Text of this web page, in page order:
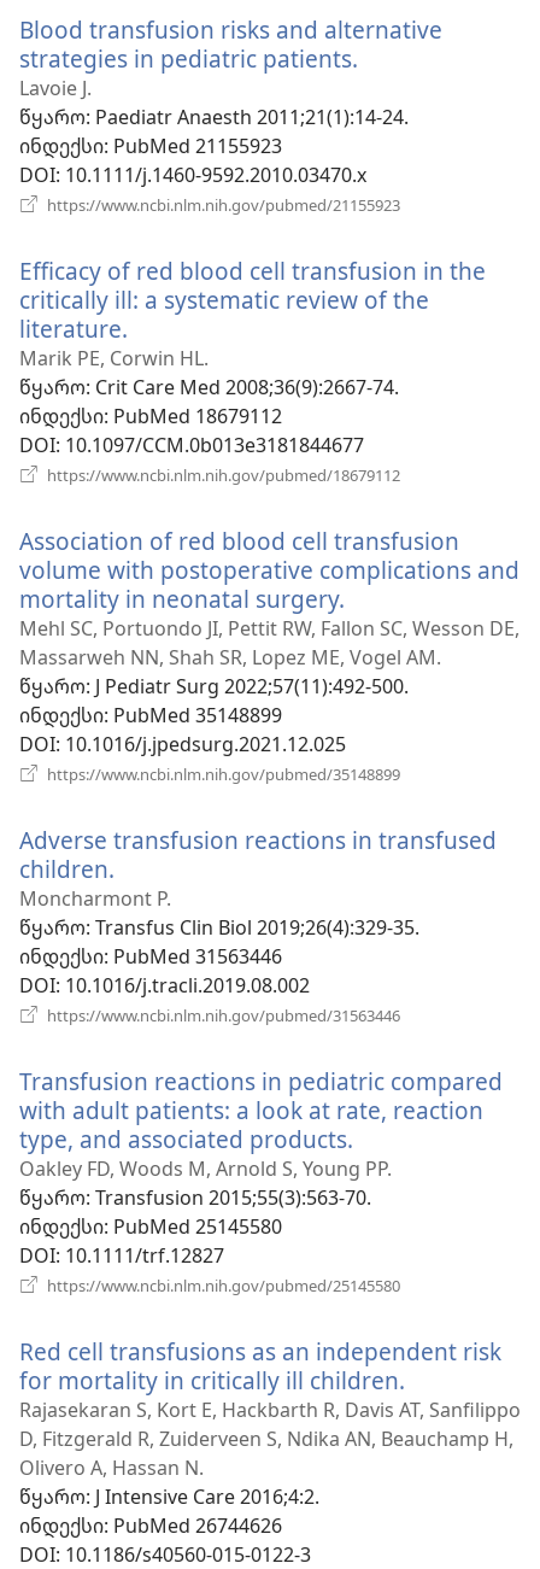
Blood transfusion risks and alternative
strategies in pediatric patients.
ფანჯარა)
Lavoie J.
წყარო‎: Paediatr Anaesth 2011;21(1):14-24.
ინდექსი‎: PubMed 21155923
DOI‎: 10.1111/j.1460-9592.2010.03470.x
https://www.ncbi.nlm.nih.gov/pubmed/21155923
Efficacy of red blood cell transfusion in the
critically ill: a systematic review of the
literature.
ახალი
ფანჯარა)
Marik PE, Corwin HL.
წყარო‎: Crit Care Med 2008;36(9):2667-74.
ინდექსი‎: PubMed 18679112
DOI‎: 10.1097/CCM.0b013e3181844677
https://www.ncbi.nlm.nih.gov/pubmed/18679112
Association of red blood cell transfusion
volume with postoperative complications and
mortality in neonatal surgery.
ახალი
ფანჯარა)
Mehl SC, Portuondo JI, Pettit RW, Fallon SC, Wesson DE,
Massarweh NN, Shah SR, Lopez ME, Vogel AM.
წყარო‎: J Pediatr Surg 2022;57(11):492-500.
ინდექსი‎: PubMed 35148899
DOI‎: 10.1016/j.jpedsurg.2021.12.025
https://www.ncbi.nlm.nih.gov/pubmed/35148899
Adverse transfusion reactions in transfused
children.
ახალი
ფანჯარა)
Moncharmont P.
წყარო‎: Transfus Clin Biol 2019;26(4):329-35.
ინდექსი‎: PubMed 31563446
DOI‎: 10.1016/j.tracli.2019.08.002
https://www.ncbi.nlm.nih.gov/pubmed/31563446
Transfusion reactions in pediatric compared
with adult patients: a look at rate, reaction
type, and associated products.
ახალი
ფანჯარა)
Oakley FD, Woods M, Arnold S, Young PP.
წყარო‎: Transfusion 2015;55(3):563-70.
ინდექსი‎: PubMed 25145580
DOI‎: 10.1111/trf.12827
https://www.ncbi.nlm.nih.gov/pubmed/25145580
Red cell transfusions as an independent risk
for mortality in critically ill children.
ახალი
ფანჯარა)
Rajasekaran S, Kort E, Hackbarth R, Davis AT, Sanfilippo
D, Fitzgerald R, Zuiderveen S, Ndika AN, Beauchamp H,
Olivero A, Hassan N.
წყარო‎: J Intensive Care 2016;4:2.
ინდექსი‎: PubMed 26744626
DOI‎: 10.1186/s40560-015-0122-3